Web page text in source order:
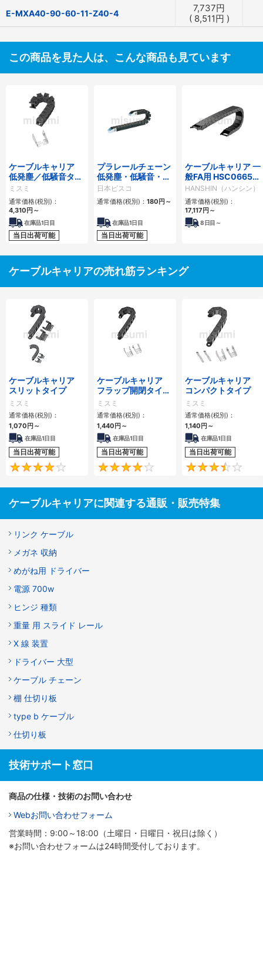
E-MXA40-90-60-11-Z40-4 7,737円
( 8,511円 )
この商品を見た人は、こんな商品も見ています
ケーブルキャリア
低発塵／低騒音タイ
プ
ミスミ
通常価格(税別)：
4,310 円 ～
在庫品1日目
当日出荷可能
プラレールチェーン
低発塵・低騒音・フ
ラップ開閉・ヒンジ
連結タイプ SCシリ
ーズ
日本ピスコ
通常価格(税別)： 180 円 ～
在庫品1日目
当日出荷可能
ケーブルキャリア 一
般FA用 HSC0665シ
リーズ
HANSHIN（ハンシン）
通常価格(税別)：
17,117 円 ～
8日目～
ケーブルキャリアの売れ筋ランキング
ケーブルキャリア
スリットタイプ
ミスミ
通常価格(税別)：
1,070 円 ～
在庫品1日目
当日出荷可能
4.1
ケーブルキャリア
フラップ開閉タイ
プ 本体＋取付金具
ミスミ
通常価格(税別)：
1,440 円 ～
在庫品1日目
当日出荷可能
4.2
ケーブルキャリア
コンパクトタイプ
ミスミ
通常価格(税別)：
1,140 円 ～
在庫品1日目
当日出荷可能
ケーブルキャリアに関連する通販・販売特集
リンク ケーブル
メガネ 収納
めがね用 ドライバー
電源 700w
ヒンジ 種類
重量 用 スライド レール
X 線 装置
ドライバー 大型
ケーブル チェーン
棚 仕切り板
type b ケーブル
仕切り板
技術サポート窓口
商品の仕様・技術のお問い合わせ
Webお問い合わせフォーム
営業時間：9:00～18:00（土曜日・日曜日・祝日は除く）
※お問い合わせフォームは24時間受付しております。